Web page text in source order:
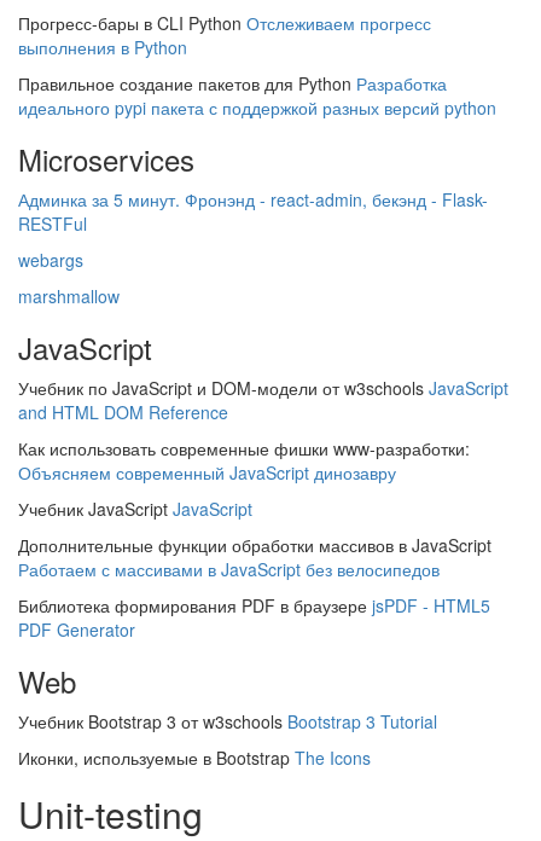
Прогресс-бары в CLI Python Отслеживаем прогресс
выполнения в Python
Правильное создание пакетов для Python Разработка
идеального pypi пакета с поддержкой разных версий python
Microservices
Админка за 5 минут. Фронэнд - react-admin, бекэнд - Flask-
RESTFul
webargs
marshmallow
JavaScript
Учебник по JavaScript и DOM-модели от w3schools JavaScript
and HTML DOM Reference
Как использовать современные фишки www-разработки:
Объясняем современный JavaScript динозавру
Учебник JavaScript JavaScript
Дополнительные функции обработки массивов в JavaScript
Работаем с массивами в JavaScript без велосипедов
Библиотека формирования PDF в браузере jsPDF - HTML5
PDF Generator
Web
Учебник Bootstrap 3 от w3schools Bootstrap 3 Tutorial
Иконки, используемые в Bootstrap The Icons
Unit-testing